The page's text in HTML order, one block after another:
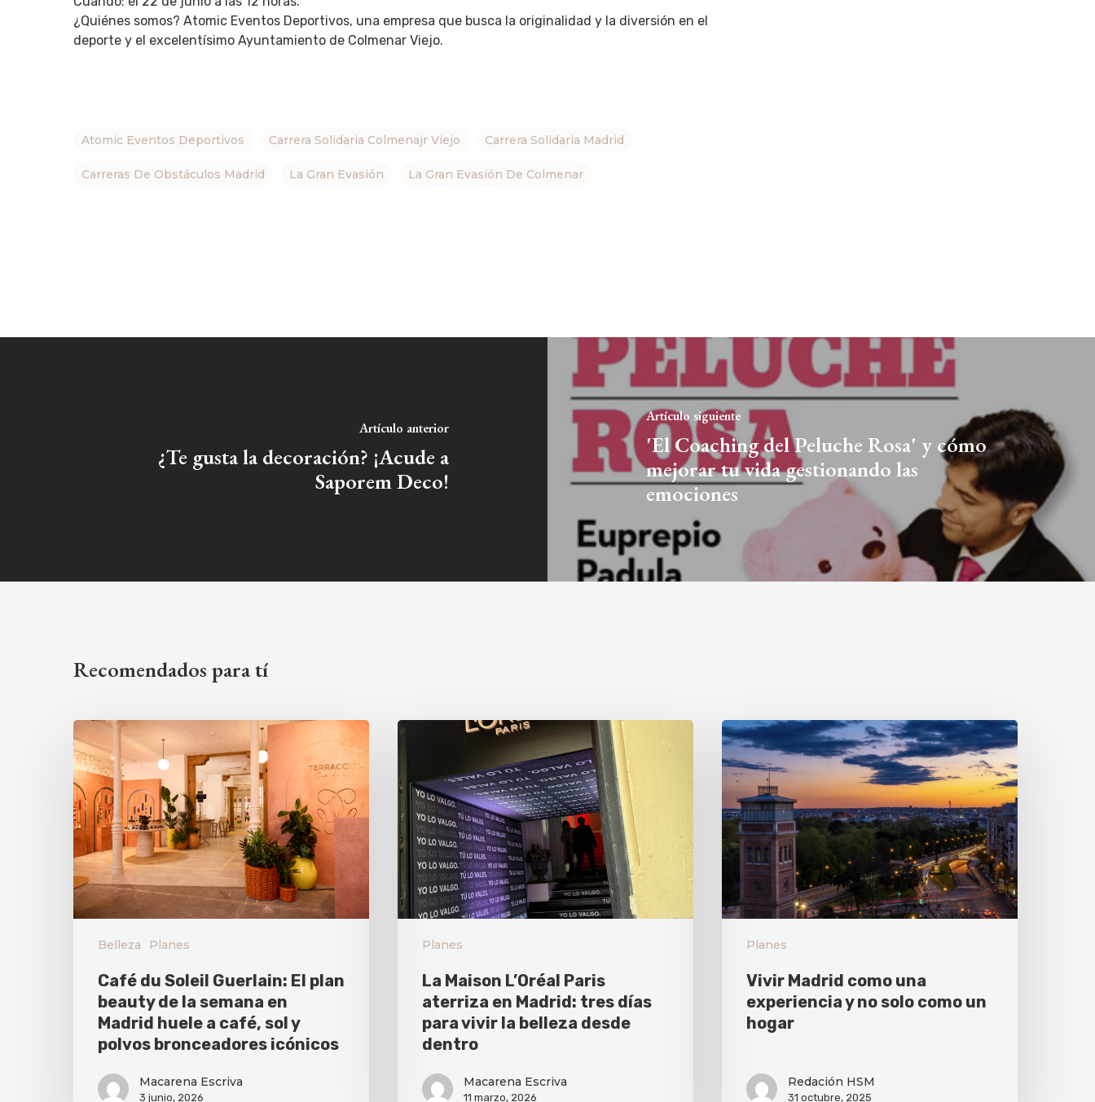
¿Quiénes somos? Atomic Eventos Deportivos, una empresa que busca la originalidad y la diversión en el
deporte y el excelentísimo Ayuntamiento de Colmenar Viejo.
Atomic Eventos Deportivos Carrera Solidaria Colmenajr Viejo Carrera Solidaria Madrid
Carreras De Obstáculos Madrid La Gran Evasión La Gran Evasión De Colmenar
Artículo anterior
¿Te gusta la decoración? ¡Acude a
Saporem Deco!
Artículo siguiente
'El Coaching del Peluche Rosa' y cómo
mejorar tu vida gestionando las
emociones
Recomendados para tí
Belleza Planes
Café du Soleil Guerlain: El plan
beauty de la semana en
Madrid huele a café, sol y
polvos bronceadores icónicos
Macarena Escriva
3 junio, 2026
Planes
La Maison L’Oréal Paris
aterriza en Madrid: tres días
para vivir la belleza desde
dentro
Macarena Escriva
11 marzo, 2026
Planes
Vivir Madrid como una
experiencia y no solo como un
hogar
Redación HSM
31 octubre, 2025